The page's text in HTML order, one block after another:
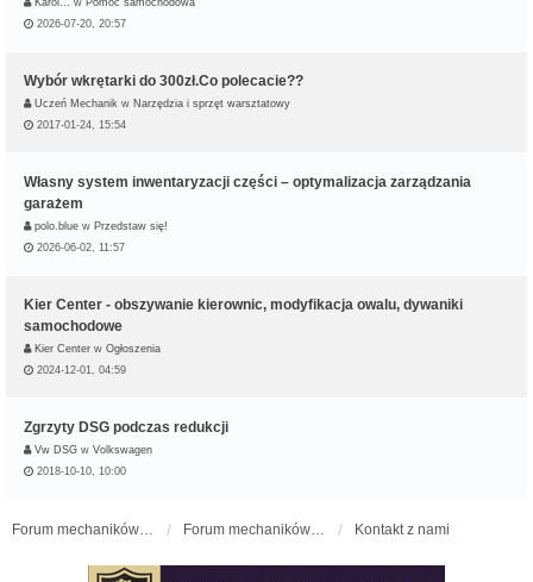
2026-07-20, 20:57
Wybór wkrętarki do 300zł.Co polecacie??
Uczeń Mechanik w Narzędzia i sprzęt warsztatowy
2017-01-24, 15:54
Własny system inwentaryzacji części – optymalizacja zarządzania
garażem
polo.blue w Przedstaw się!
2026-06-02, 11:57
Kier Center - obszywanie kierownic, modyfikacja owalu, dywaniki
samochodowe
Kier Center w Ogłoszenia
2024-12-01, 04:59
Zgrzyty DSG podczas redukcji
Vw DSG w Volkswagen
2018-10-10, 10:00
Forum mechaników samochodowych - forum-mechaniczne.pl Forum mechaników samochodowych Kontakt z nami